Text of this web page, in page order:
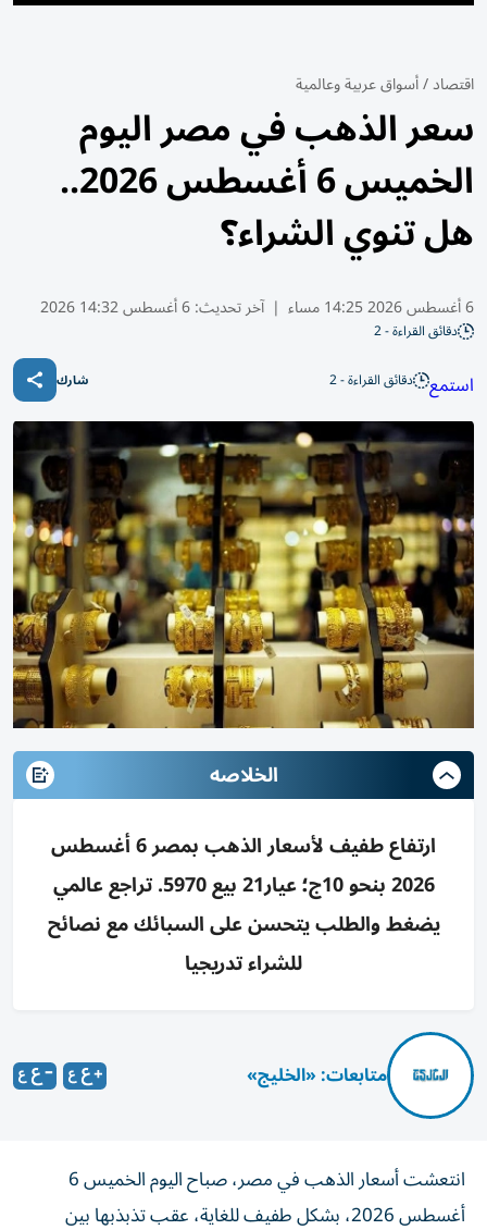
اقتصاد/أسواق عربية وعالمية
سعر الذهب في مصر اليوم
الخميس 6 أغسطس 2026..
هل تنوي الشراء؟
6 أغسطس 2026 14:25 مساء | آخر تحديث:6 أغسطس 14:32 2026
دقائق القراءة - 2
استمع دقائق القراءة - 2 شارك
الخلاصه
ارتفاع طفيف لأسعار الذهب بمصر 6 أغسطس
2026 بنحو 10ج؛ عيار21 بيع 5970. تراجع عالمي
يضغط والطلب يتحسن على السبائك مع نصائح
للشراء تدريجيا
متابعات: «الخليج»
انتعشت أسعار الذهب في مصر، صباح اليوم الخميس 6
أغسطس 2026، بشكل طفيف للغاية، عقب تذبذبها بين